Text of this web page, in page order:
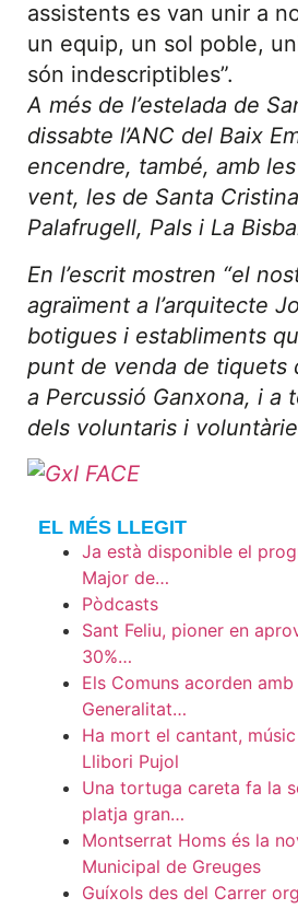
assistents es van unir a
un equip, un sol poble,
són indescriptibles”.
A més de l’estelada de
dissabte l’ANC del Baix
encendre, també, amb
vent, les de Santa Cristina
Palafrugell, Pals i La
En l’escrit mostren “el
agraïment a l’arquitecte
botigues i establiments
punt de venda de tiquets
a Percussió Ganxona, i a
dels voluntaris i
EL MÉS LLEGIT
Ja està disponible el
Major de…
Pòdcasts
Sant Feliu, pioner en
30%…
Els Comuns acorden
Generalitat…
Ha mort el cantant,
Llibori Pujol
Una tortuga careta fa la
platja gran…
Montserrat Homs és la
Municipal de Greuges
Guíxols des del Carrer